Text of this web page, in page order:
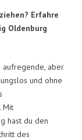
Erfahre
Oldenburg
aufregende, aber
und ohne
Mit
hast du den
des